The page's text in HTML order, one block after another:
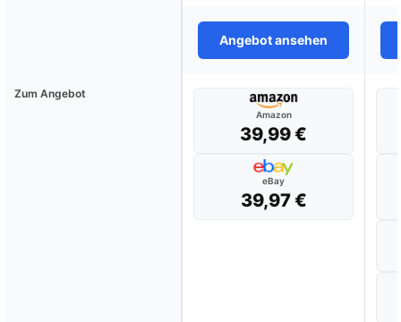
Angebot ansehen
Zum Angebot
Amazon
39,99 €
eBay
39,97 €